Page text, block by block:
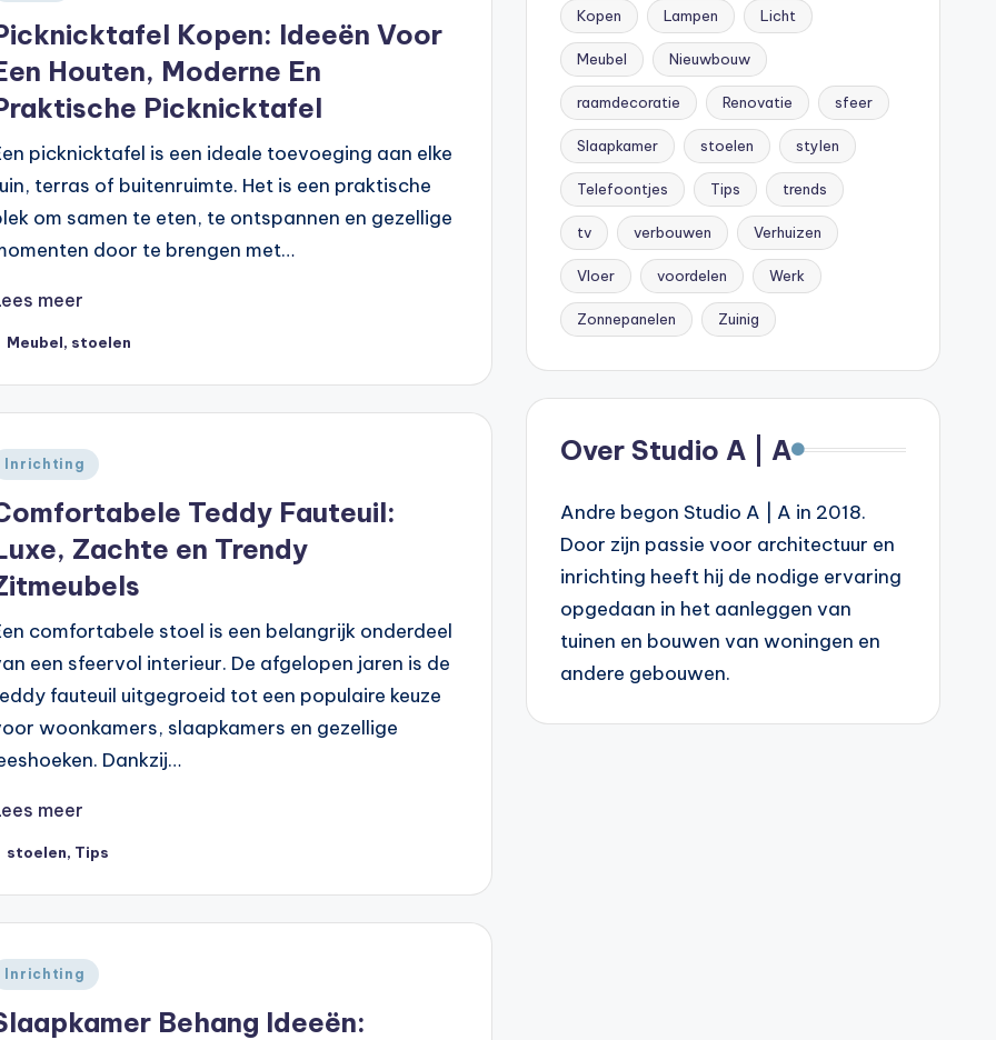
Kopen: Ideeën Voor
Houten, Moderne En
Picknicktafel
picknicktafel is een ideale toevoeging aan elke
terras of buitenruimte. Het is een praktische
om samen te eten, te ontspannen en gezellige
door te brengen met…
meer
Meubel, stoelen
Inrichting
Teddy Fauteuil:
Zachte en Trendy
comfortabele stoel is een belangrijk onderdeel
een sfeervol interieur. De afgelopen jaren is de
fauteuil uitgegroeid tot een populaire keuze
woonkamers, slaapkamers en gezellige
Dankzij…
meer
stoelen, Tips
Inrichting
Behang Ideeën:
Kopen Lampen Licht
Meubel Nieuwbouw
raamdecoratie Renovatie sfeer
Slaapkamer stoelen stylen
Telefoontjes Tips trends
tv verbouwen Verhuizen
Vloer voordelen Werk
Zonnepanelen Zuinig
Over Studio A | A
Andre begon Studio A | A in 2018.
Door zijn passie voor architectuur en
inrichting heeft hij de nodige ervaring
opgedaan in het aanleggen van
tuinen en bouwen van woningen en
andere gebouwen.